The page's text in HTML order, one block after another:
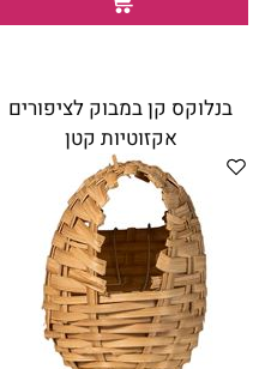
בנלוקס קן במבוק לציפורים
אקזוטיות קטן